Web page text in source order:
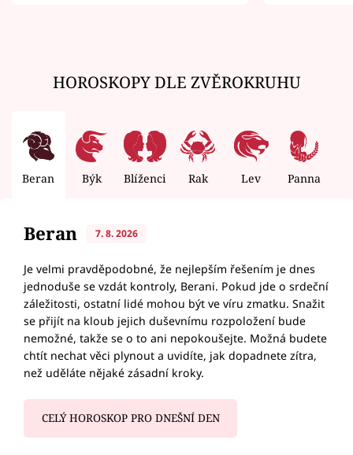
HOROSKOPY DLE ZVĚROKRUHU
Beran Býk Blíženci Rak Lev Panna
Beran 7. 8. 2026
Je velmi pravděpodobné, že nejlepším řešením je dnes
jednoduše se vzdát kontroly, Berani. Pokud jde o srdeční
záležitosti, ostatní lidé mohou být ve víru zmatku. Snažit
se přijít na kloub jejich duševnímu rozpoložení bude
nemožné, takže se o to ani nepokoušejte. Možná budete
chtít nechat věci plynout a uvidíte, jak dopadnete zítra,
než uděláte nějaké zásadní kroky.
CELÝ HOROSKOP PRO DNEŠNÍ DEN